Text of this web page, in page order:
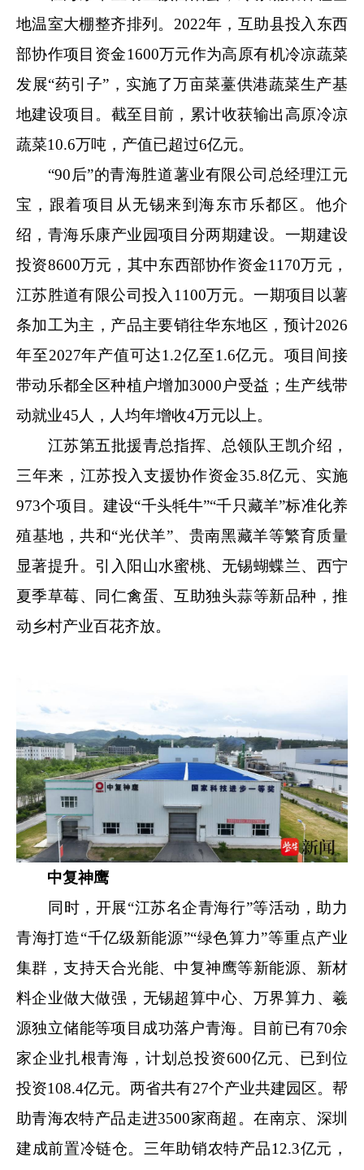
地温室大棚整齐排列。2022年，互助县投入东西
部协作项目资金1600万元作为高原有机冷凉蔬菜
发展“药引子”，实施了万亩菜薹供港蔬菜生产基
地建设项目。截至目前，累计收获输出高原冷凉
蔬菜10.6万吨，产值已超过6亿元。
“90后”的青海胜道薯业有限公司总经理江元
宝，跟着项目从无锡来到海东市乐都区。他介
绍，青海乐康产业园项目分两期建设。一期建设
投资8600万元，其中东西部协作资金1170万元，
江苏胜道有限公司投入1100万元。一期项目以薯
条加工为主，产品主要销往华东地区，预计2026
年至2027年产值可达1.2亿至1.6亿元。项目间接
带动乐都全区种植户增加3000户受益；生产线带
动就业45人，人均年增收4万元以上。
江苏第五批援青总指挥、总领队王凯介绍，
三年来，江苏投入支援协作资金35.8亿元、实施
973个项目。建设“千头牦牛”“千只藏羊”标准化养
殖基地，共和“光伏羊”、贵南黑藏羊等繁育质量
显著提升。引入阳山水蜜桃、无锡蝴蝶兰、西宁
夏季草莓、同仁禽蛋、互助独头蒜等新品种，推
动乡村产业百花齐放。
中复神鹰
同时，开展“江苏名企青海行”等活动，助力
青海打造“千亿级新能源”“绿色算力”等重点产业
集群，支持天合光能、中复神鹰等新能源、新材
料企业做大做强，无锡超算中心、万界算力、羲
源独立储能等项目成功落户青海。目前已有70余
家企业扎根青海，计划总投资600亿元、已到位
投资108.4亿元。两省共有27个产业共建园区。帮
助青海农特产品走进3500家商超。在南京、深圳
建成前置冷链仓。三年助销农特产品12.3亿元，